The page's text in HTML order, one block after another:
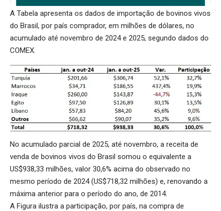
A Tabela apresenta os dados de importação de bovinos vivos
do Brasil, por país comprador, em milhões de dólares, no
acumulado até novembro de 2024 e 2025, segundo dados do
COMEX.
No acumulado parcial de 2025, até novembro, a receita de
venda de bovinos vivos do Brasil somou o equivalente a
US$938,33 milhões, valor 30,6% acima do observado no
mesmo período de 2024 (US$718,32 milhões) e, renovando a
máxima anterior para o período do ano, de 2014.
A Figura ilustra a participação, por país, na compra de